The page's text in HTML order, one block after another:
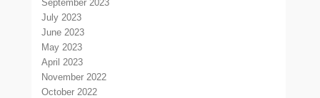
September 2023
July 2023
June 2023
May 2023
April 2023
November 2022
October 2022